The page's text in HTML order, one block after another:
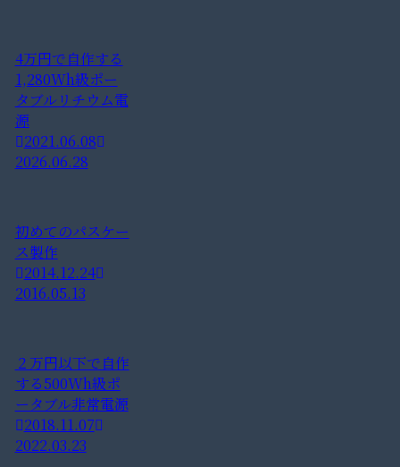
4万円で自作する
1,280Wh級ポー
タブルリチウム電
源
2021.06.08
2026.06.28
初めてのパスケー
ス製作
2014.12.24
2016.05.13
２万円以下で自作
する500Wh級ポ
ータブル非常電源
2018.11.07
2022.03.23